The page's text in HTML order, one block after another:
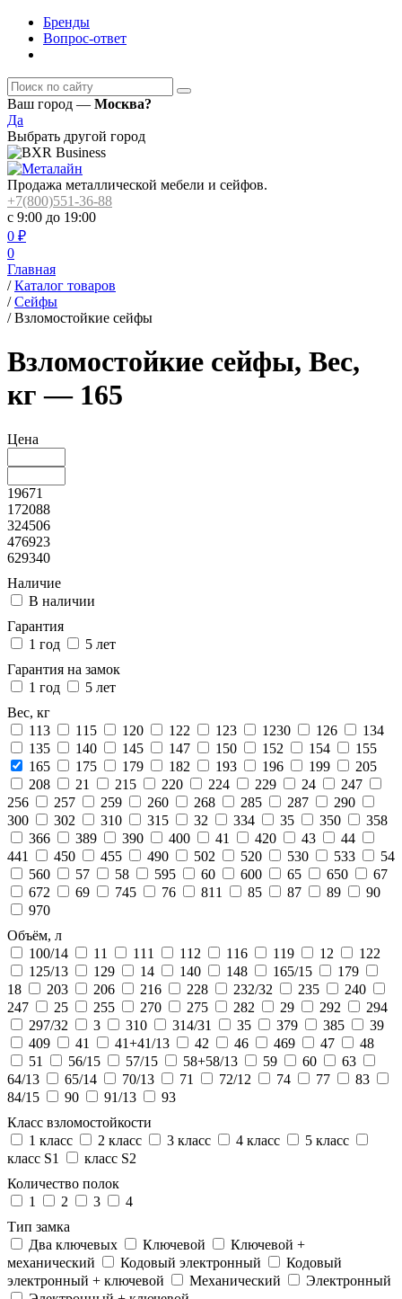
Бренды
Вопрос-ответ
Ваш город — Москва?
Да
Выбрать другой город
Продажа металлической мебели и сейфов.
+7(800)551-36-88
с 9:00 до 19:00
0 ₽
0
Главная
/ Каталог товаров
/ Сейфы
/ Взломостойкие сейфы
Взломостойкие сейфы, Вес,
кг — 165
Цена
19671
172088
324506
476923
629340
Наличие
В наличии
Гарантия
1 год
5 лет
Гарантия на замок
1 год
5 лет
Вес, кг
113
115 120 122 123 1230 126
134
135
140 145 147 150 152 154
155
165
175 179 182 193 196 199
205
208
21 215 220 224 229 24
247
256
257 259 260 268 285 287
290
300
302 310 315 32 334 35 350
358
366
389 390 400 41 420 43
44
441
450 455 490 502 520 530 533
54
560
57 58 595 60 600 65 650
67
672
69 745 76 811 85 87 89
90
970
Объём, л
100/14
11 111 112 116 119 12
122
125/13
129 14 140 148 165/15
179
18
203 206 216 228 232/32 235
240
247
25 255 270 275 282 29 292
294
297/32
3 310 314/31 35 379 385
39
409
41 41+41/13 42 46 469 47
48
51
56/15 57/15 58+58/13 59 60
63
64/13
65/14 70/13 71 72/12 74 77
83
84/15
90 91/13
93
Класс взломостойкости
1 класс
2 класс 3 класс 4 класс
5 класс
класс S1
класс S2
Количество полок
1
2 3
4
Тип замка
Два ключевых
Ключевой
Ключевой +
механический
Кодовый электронный
Кодовый
электронный + ключевой
Механический
Электронный